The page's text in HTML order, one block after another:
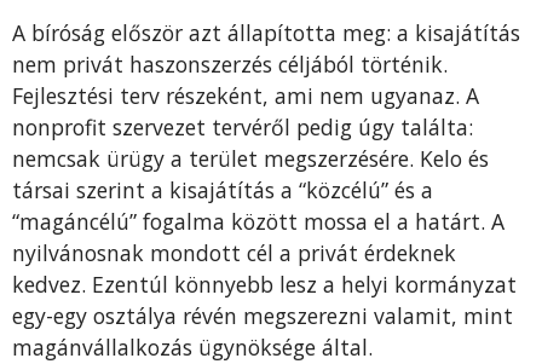
A bíróság először azt állapította meg: a kisajátítás
nem privát haszonszerzés céljából történik.
Fejlesztési terv részeként, ami nem ugyanaz. A
nonprofit szervezet tervéről pedig úgy találta:
nemcsak ürügy a terület megszerzésére. Kelo és
társai szerint a kisajátítás a “közcélú” és a
“magáncélú” fogalma között mossa el a határt. A
nyilvánosnak mondott cél a privát érdeknek
kedvez. Ezentúl könnyebb lesz a helyi kormányzat
egy-egy osztálya révén megszerezni valamit, mint
magánvállalkozás ügynöksége által.